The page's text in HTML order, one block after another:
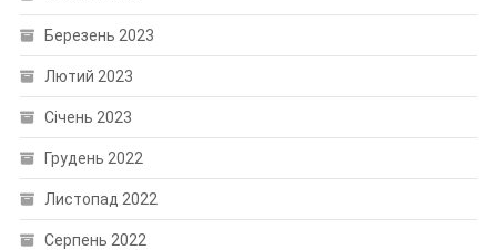
Березень 2023
Лютий 2023
Січень 2023
Грудень 2022
Листопад 2022
Серпень 2022